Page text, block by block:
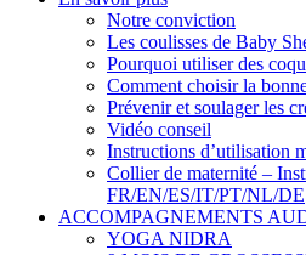
Notre conviction
Les coulisses de Baby
Pourquoi utiliser des
Comment choisir la
Prévenir et soulager les
Vidéo conseil
Instructions d’utilisation
Collier de maternité –
FR/EN/ES/IT/PT/NL/DE
ACCOMPAGNEMENTS
YOGA NIDRA